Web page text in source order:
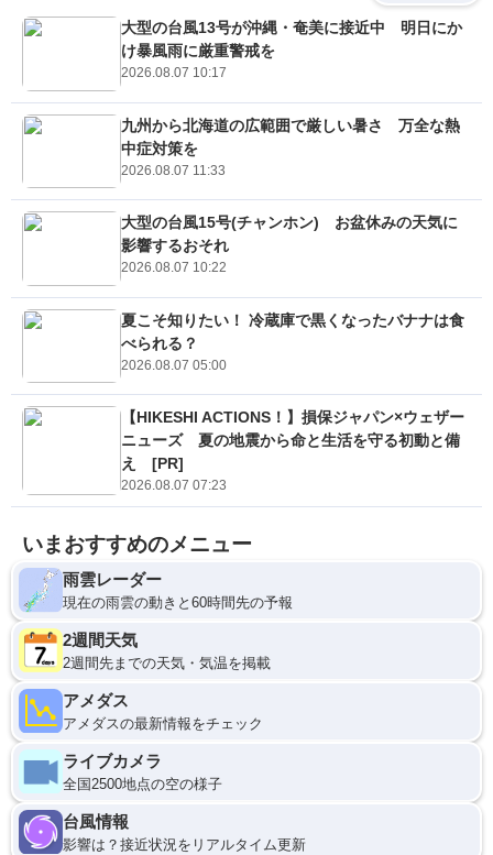
大型の台風13号が沖縄・奄美に接近中 明日にか
け暴風雨に厳重警戒を
2026.08.07 10:17
九州から北海道の広範囲で厳しい暑さ 万全な熱
中症対策を
2026.08.07 11:33
大型の台風15号(チャンホン) お盆休みの天気に
影響するおそれ
2026.08.07 10:22
夏こそ知りたい！ 冷蔵庫で黒くなったバナナは食
べられる？
2026.08.07 05:00
【HIKESHI ACTIONS！】損保ジャパン×ウェザー
ニューズ 夏の地震から命と生活を守る初動と備
え [PR]
2026.08.07 07:23
いまおすすめのメニュー
雨雲レーダー
現在の雨雲の動きと60時間先の予報
2週間天気
2週間先までの天気・気温を掲載
アメダス
アメダスの最新情報をチェック
ライブカメラ
全国2500地点の空の様子
台風情報
影響は？接近状況をリアルタイム更新